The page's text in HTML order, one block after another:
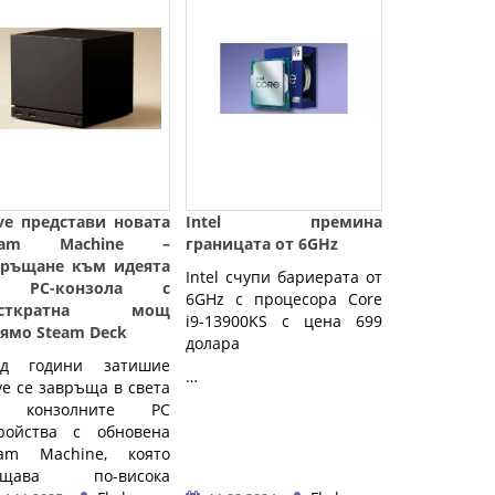
представи новата
Machine –
към идеята
PC-конзола с
мощ
Steam Deck
години затишие
се завръща в света
конзолните PC
с обновена
Machine, която
по-висока
Intel премина
границата от 6GHz
Intel счупи бариерата от
6GHz с процесора Core
i9-13900KS с цена 699
долара
…